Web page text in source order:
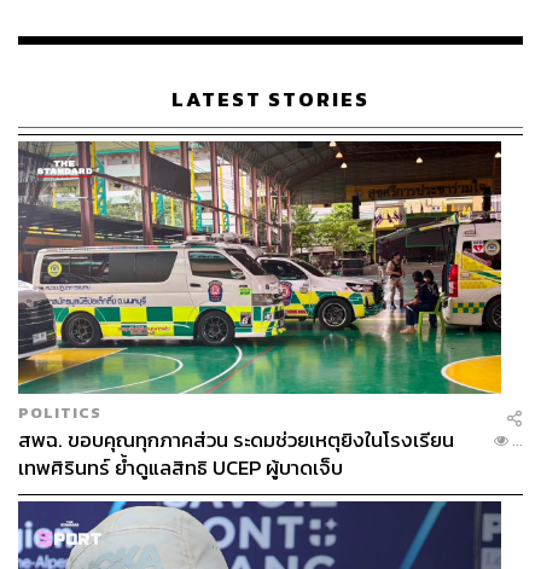
เรือนไทยที่ถูกซุกไว้
LATEST STORIES
POLITICS
สพฉ. ขอบคุณทุกภาคส่วน ระดมช่วยเหตุยิงในโรงเรียน
เทพศิรินทร์ ย้ำดูแลสิทธิ UCEP ผู้บาดเจ็บ
...